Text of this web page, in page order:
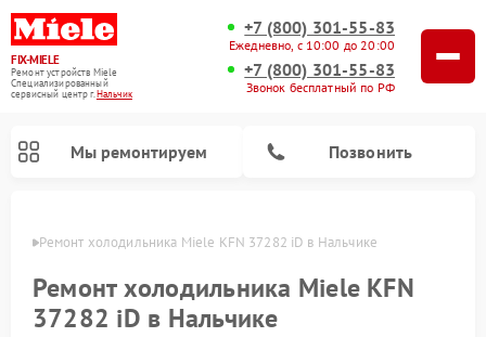
FIX-MIELE
Ремонт устройств Miele
Специализированный
cервисный центр г.Нальчик
+7 (800) 301-55-83
Ежедневно, с 10:00 до 20:00
+7 (800) 301-55-83
Звонок бесплатный по РФ
Мы ремонтируем Позвонить
Ремонт холодильника Miele KFN 37282 iD в Нальчике
Ремонт холодильника Miele KFN
37282 iD в Нальчике